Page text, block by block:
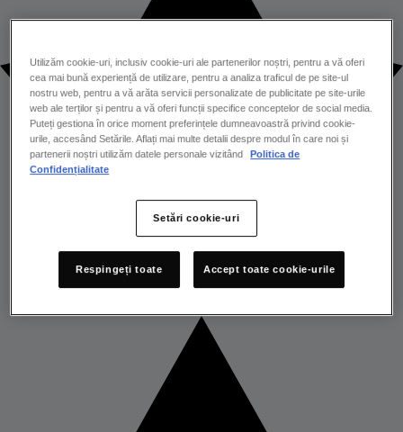
Utilizăm cookie-uri, inclusiv cookie-uri ale partenerilor noștri, pentru a vă oferi
cea mai bună experiență de utilizare, pentru a analiza traficul de pe site-ul
nostru web, pentru a vă arăta servicii personalizate de publicitate pe site-urile
web ale terților și pentru a vă oferi funcții specifice conceptelor de social media.
Puteți gestiona în orice moment preferințele dumneavoastră privind cookie-
urile, accesând Setările. Aflați mai multe detalii despre modul în care noi și
partenerii noștri utilizăm datele personale vizitând
Politica de
Confidențialitate
Setări cookie-uri
Respingeți toate Accept toate cookie-urile